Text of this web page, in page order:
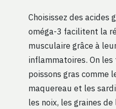
Choisissez des acides
oméga-3 facilitent la
musculaire grâce à
inflammatoires. On
poissons gras comme
maquereau et les
les noix, les graines de